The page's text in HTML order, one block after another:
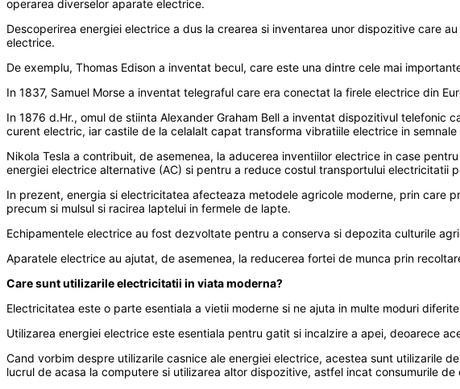
operarea diverselor aparate electrice.
Descoperirea energiei electrice a dus la crearea si inventarea unor dispozitive care
electrice.
De exemplu, Thomas Edison a inventat becul, care este una dintre cele mai
In 1837, Samuel Morse a inventat telegraful care era conectat la firele electrice din
In 1876 d.Hr., omul de stiinta Alexander Graham Bell a inventat dispozitivul
curent electric, iar castile de la celalalt capat transforma vibratiile electrice in semnale
Nikola Tesla a contribuit, de asemenea, la aducerea inventiilor electrice in case
energiei electrice alternative (AC) si pentru a reduce costul transportului electricitatii
In prezent, energia si electricitatea afecteaza metodele agricole moderne, prin care
precum si mulsul si racirea laptelui in fermele de lapte.
Echipamentele electrice au fost dezvoltate pentru a conserva si depozita culturile
Aparatele electrice au ajutat, de asemenea, la reducerea fortei de munca prin
Care sunt utilizarile electricitatii in viata moderna?
Electricitatea este o parte esentiala a vietii moderne si ne ajuta in multe moduri
Utilizarea energiei electrice este esentiala pentru gatit si incalzire a apei, deoarece
Cand vorbim despre utilizarile casnice ale energiei electrice, acestea sunt utilizarile
lucrul de acasa la computere si utilizarea altor dispozitive, astfel incat consumurile